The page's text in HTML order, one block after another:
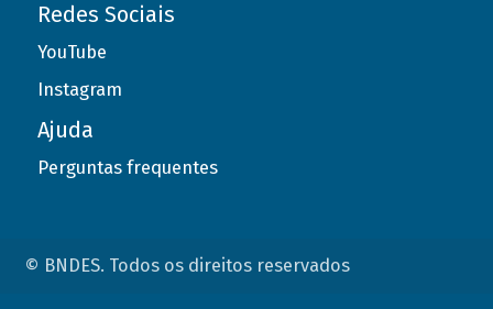
Redes Sociais
YouTube
Instagram
Ajuda
Perguntas frequentes
© BNDES. Todos os direitos reservados